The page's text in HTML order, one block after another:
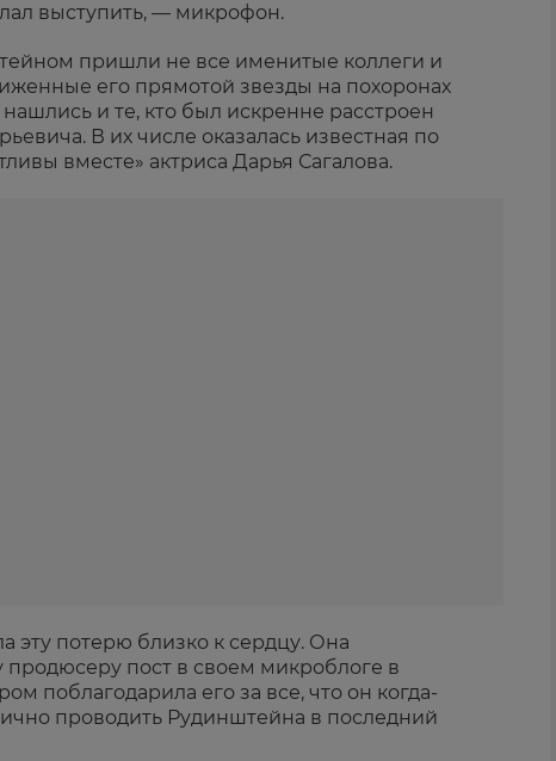
выступить, — микрофон.
пришли не все именитые коллеги и
его прямотой звезды на похоронах
и те, кто был искренне расстроен
В их числе оказалась известная по
вместе» актриса Дарья Сагалова.
эту потерю близко к сердцу. Она
продюсеру пост в своем микроблоге в
поблагодарила его за все, что он когда-
проводить Рудинштейна в последний